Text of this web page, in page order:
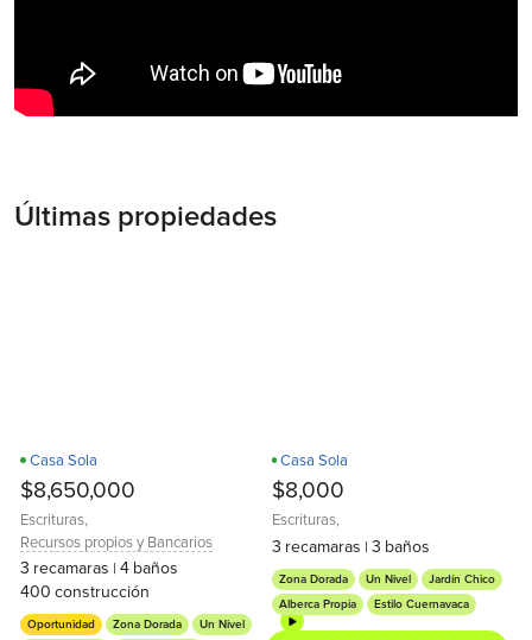
Últimas propiedades
Recamara en PB
D
Casa Sola
$8,650,000
Escrituras,
Recursos propios y Bancarios
3 recamaras | 4 baños
400 construcción
Oportunidad Zona Dorada
Un Nivel
D
Casa Sola
$8,000
Escrituras,
3 recamaras | 3 baños
Zona Dorada Un Nivel
Jardín Chico
Alberca Propia
Estilo Cuernavaca